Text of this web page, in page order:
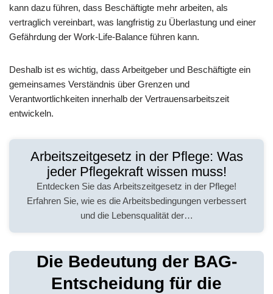
kann dazu führen, dass Beschäftigte mehr arbeiten, als
vertraglich vereinbart, was langfristig zu Überlastung und einer
Gefährdung der Work-Life-Balance führen kann.
Deshalb ist es wichtig, dass Arbeitgeber und Beschäftigte ein
gemeinsames Verständnis über Grenzen und
Verantwortlichkeiten innerhalb der Vertrauensarbeitszeit
entwickeln.
Arbeitszeitgesetz in der Pflege: Was
jeder Pflegekraft wissen muss!
Entdecken Sie das Arbeitszeitgesetz in der Pflege!
Erfahren Sie, wie es die Arbeitsbedingungen verbessert
und die Lebensqualität der…
Die Bedeutung der BAG-
Entscheidung für die